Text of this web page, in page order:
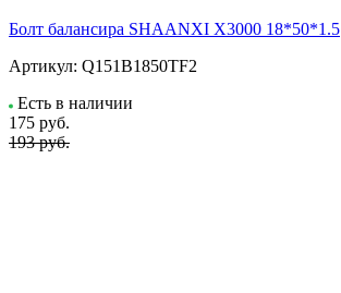
Болт балансира SHAANXI Х3000 18*50*1.5
Артикул: Q151B1850TF2
Есть в наличии
175 руб.
193 руб.